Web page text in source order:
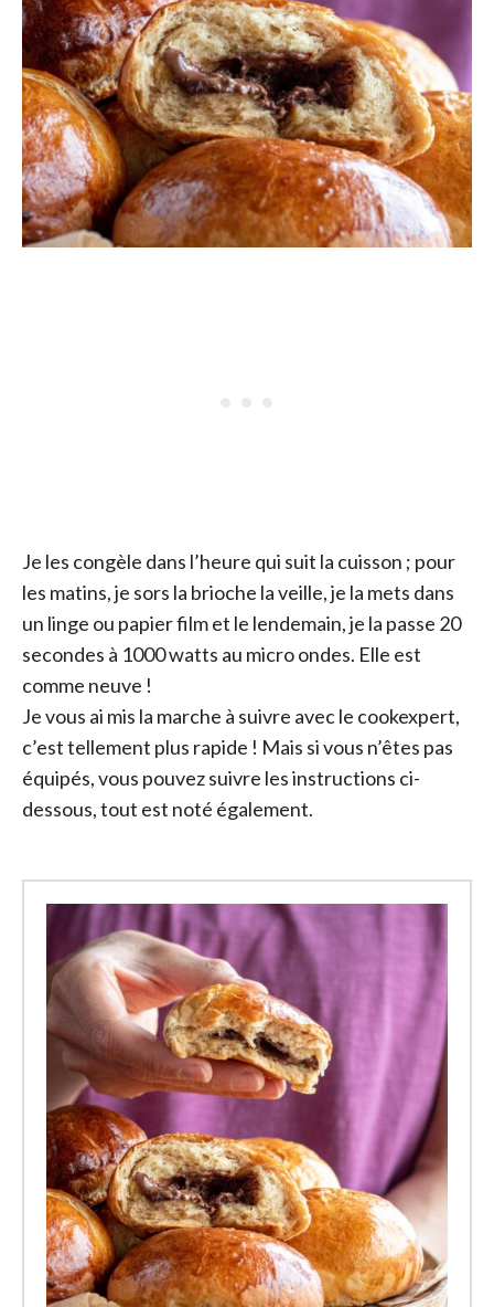
Je les congèle dans l’heure qui suit la cuisson ; pour
les matins, je sors la brioche la veille, je la mets dans
un linge ou papier film et le lendemain, je la passe 20
secondes à 1000 watts au micro ondes. Elle est
comme neuve !
Je vous ai mis la marche à suivre avec le cookexpert,
c’est tellement plus rapide ! Mais si vous n’êtes pas
équipés, vous pouvez suivre les instructions ci-
dessous, tout est noté également.